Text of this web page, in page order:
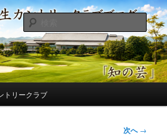
トリークラブ総支配人
事、コースの改修・更新作業、ゴルフに関する随
に発信します。
検
索
トリークラブ
次へ→